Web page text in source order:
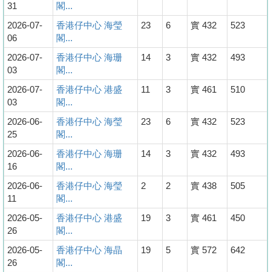
31
閣...
2026-07-
06
香港仔中心 海瑩
閣...
23 6 實 432 523
2026-07-
03
香港仔中心 海珊
閣...
14 3 實 432 493
2026-07-
03
香港仔中心 港盛
閣...
11 3 實 461 510
2026-06-
25
香港仔中心 海瑩
閣...
23 6 實 432 523
2026-06-
16
香港仔中心 海珊
閣...
14 3 實 432 493
2026-06-
11
香港仔中心 海瑩
閣...
2 2 實 438 505
2026-05-
26
香港仔中心 港盛
閣...
19 3 實 461 450
2026-05-
26
香港仔中心 海晶
閣...
19 5 實 572 642